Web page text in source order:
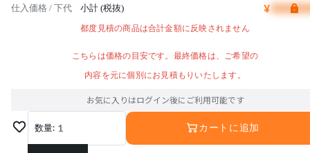
仕入価格 / 下代 小計 (税抜) ¥
都度見積の商品は合計金額に反映されません
こちらは価格の目安です。最終価格は、ご希望の
内容を元に個別にお見積もりいたします。
お気に入りはログイン後にご利用可能です
数量: 1 カートに追加